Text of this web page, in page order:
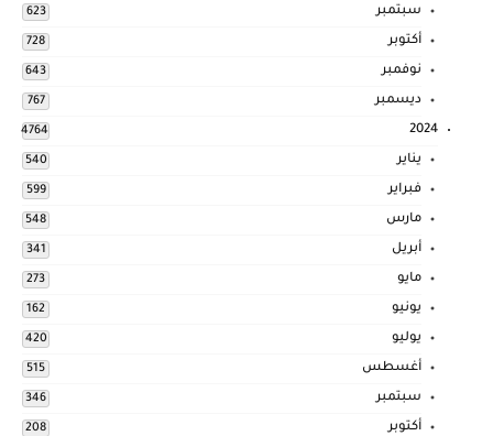
سبتمبر 623
أكتوبر 728
نوفمبر 643
ديسمبر 767
2024
4764
يناير 540
فبراير 599
مارس 548
أبريل 341
مايو 273
يونيو 162
يوليو 420
أغسطس 515
سبتمبر 346
أكتوبر 208